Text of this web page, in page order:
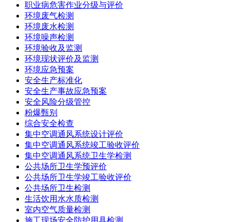
职业病危害作业分级与评价
环境废气检测
环境废水检测
环境噪声检测
环境验收及监测
环境现状评价及监测
环境应急预案
安全生产标准化
安全生产事故应急预案
安全风险分级管控
粉爆甄别
综合安全检查
集中空调通风系统设计评价
集中空调通风系统竣工验收评价
集中空调通风系统卫生学检测
公共场所卫生学预评价
公共场所卫生学竣工验收评价
公共场所卫生检测
生活饮用水水质检测
室内空气质量检测
施工现场安全防护用具检测